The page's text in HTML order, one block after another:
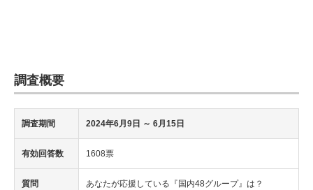
調査概要
調査期間 2024年6月9日 ～ 6月15日
有効回答数 1608票
質問 あなたが応援している『国内48グループ』は？